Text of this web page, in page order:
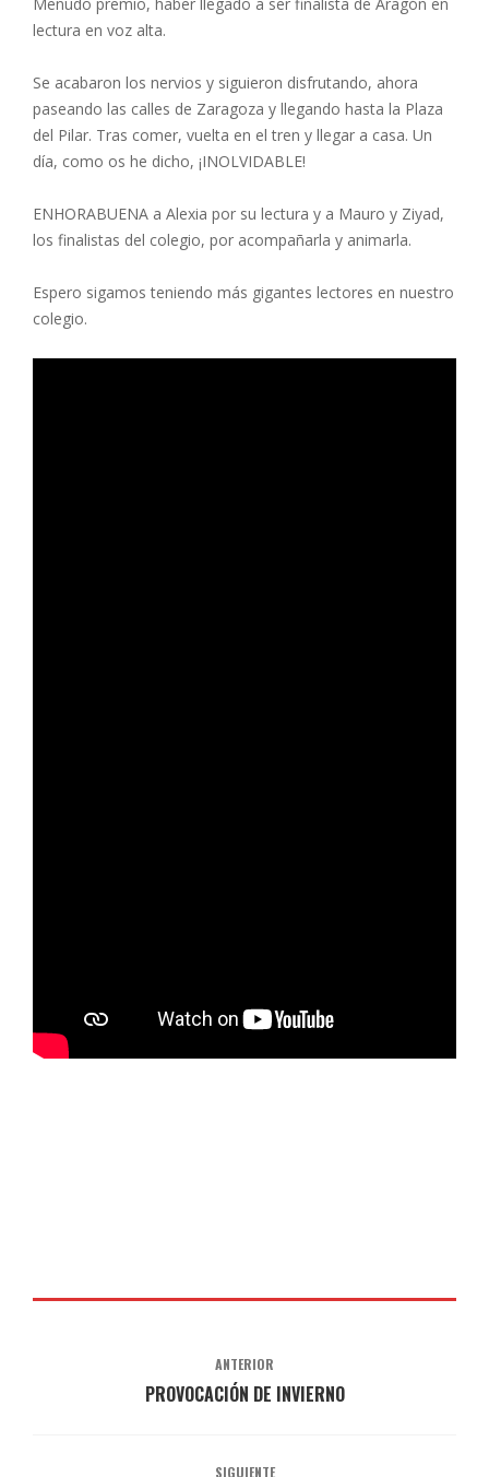
lectura en voz alta.
Se acabaron los nervios y siguieron disfrutando, ahora
paseando las calles de Zaragoza y llegando hasta la Plaza
del Pilar. Tras comer, vuelta en el tren y llegar a casa. Un
día, como os he dicho, ¡INOLVIDABLE!
ENHORABUENA a Alexia por su lectura y a Mauro y Ziyad,
los finalistas del colegio, por acompañarla y animarla.
Espero sigamos teniendo más gigantes lectores en nuestro
colegio.
ANTERIOR
PROVOCACIÓN DE INVIERNO
SIGUIENTE